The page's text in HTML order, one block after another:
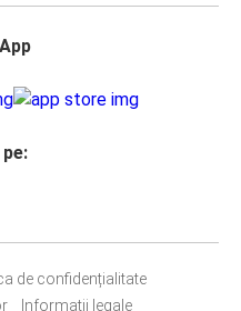
de confidențialitate
Informații legale